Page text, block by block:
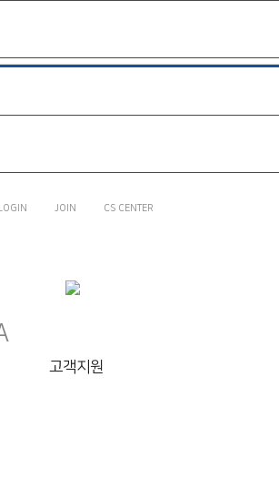
LOGIN JOIN CS CENTER
고객지원